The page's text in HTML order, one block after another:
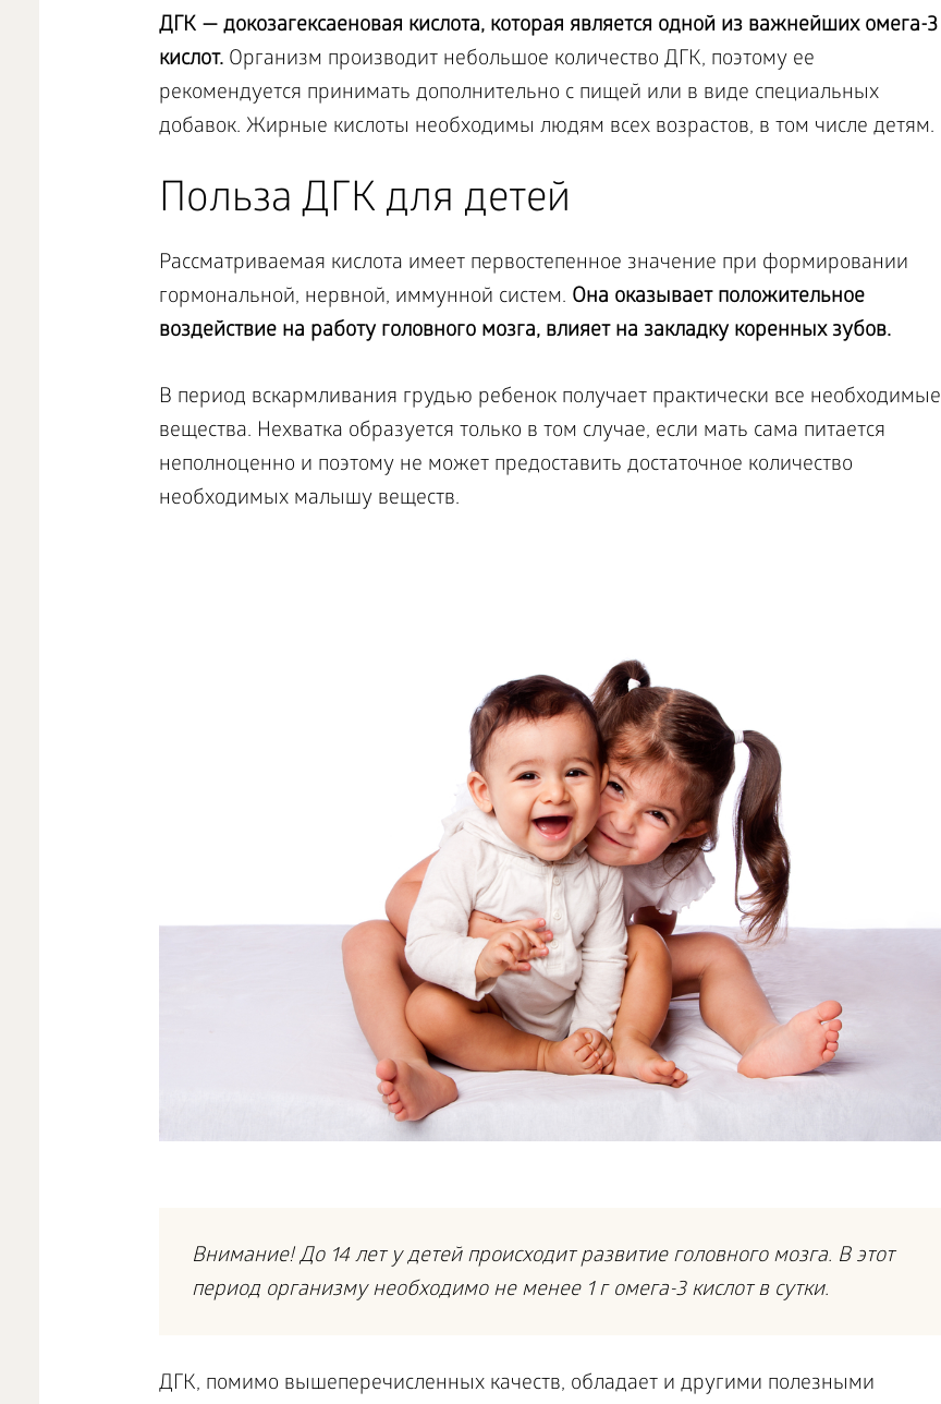
ДГК — докозагексаеновая кислота, которая является одной из важнейших омега-3
кислот.Организм производит небольшое количество ДГК, поэтому ее
рекомендуется принимать дополнительно с пищей или в виде специальных
добавок. Жирные кислоты необходимы людям всех возрастов, в том числе детям.
Польза ДГК для детей
Рассматриваемая кислота имеет первостепенное значение при формировании
гормональной, нервной, иммунной систем. Она оказывает положительное
воздействие на работу головного мозга, влияет на закладку коренных зубов.
В период вскармливания грудью ребенок получает практически все необходимые
вещества. Нехватка образуется только в том случае, если мать сама питается
неполноценно и поэтому не может предоставить достаточное количество
необходимых малышу веществ.
Внимание! До 14 лет у детей происходит развитие головного мозга. В этот
период организму необходимо не менее 1 г омега-3 кислот в сутки.
ДГК, помимо вышеперечисленных качеств, обладает и другими полезными